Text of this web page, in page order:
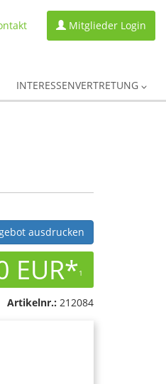
Mitglieder Login
INTERESSENVERTRETUNG
ausdrucken
EUR*1
Artikelnr.: 212084